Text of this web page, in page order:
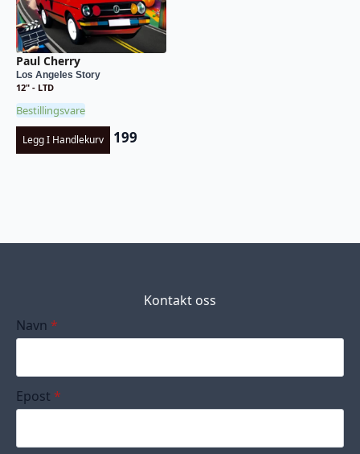
Paul Cherry
Los Angeles Story
12" - LTD
Bestillingsvare
Legg I Handlekurv 199
Kontakt oss
Navn *
Epost *